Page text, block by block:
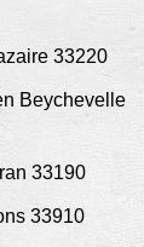
33220
Beychevelle
33190
33910